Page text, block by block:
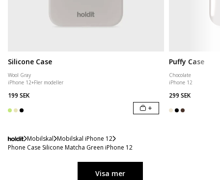
Silicone Case
Wool Gray
iPhone 12+Fler modeller
199 SEK
+
Puffy Case
Chocolate
iPhone 12
299 SEK
Mobilskal Mobilskal iPhone 12
Phone Case Silicone Matcha Green iPhone 12
Visa mer